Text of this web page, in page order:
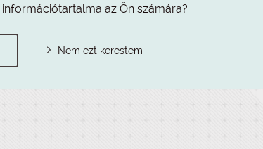
az Ön számára?
Nem ezt kerestem